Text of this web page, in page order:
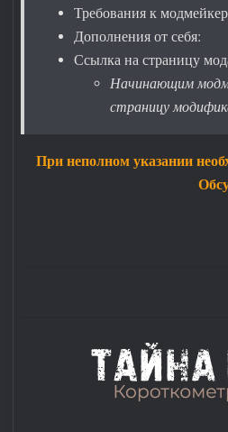
Требования к
Дополнения от себя:
Ссылка на страницу
Начинающим
страницу
При неполном указании